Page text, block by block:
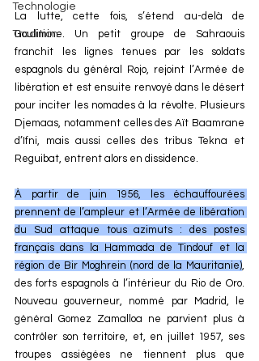
Technologie
Tradition
La lutte, cette fois, s’étend au-delà de
Goulimine. Un petit groupe de Sahraouis
franchit les lignes tenues par les soldats
espagnols du général Rojo, rejoint l’Armée de
libération et est ensuite renvoyé dans le désert
pour inciter les nomades à la révolte. Plusieurs
Djemaas, notamment celles des Aït Baamrane
d’Ifni, mais aussi celles des tribus Tekna et
Reguibat, entrent alors en dissidence.
À partir de juin 1956, les échauffourées
prennent de l’ampleur et l’Armée de libération
du Sud attaque tous azimuts : des postes
français dans la Hammada de Tindouf et la
région de Bir Moghrein (nord de la Mauritanie),
des forts espagnols à l’intérieur du Rio de Oro.
Nouveau gouverneur, nommé par Madrid, le
général Gomez Zamalloa ne parvient plus à
contrôler son territoire, et, en juillet 1957, ses
troupes assiégées ne tiennent plus que